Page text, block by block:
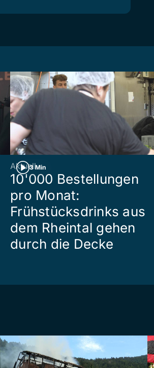
3 Min
Aktuell
10'000 Bestellungen
pro Monat:
Frühstücksdrinks aus
dem Rheintal gehen
durch die Decke